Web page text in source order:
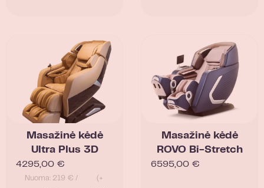
Masažinė kėdė
Ultra Plus 3D
4295,00 €
Nuoma: 219 € /
(+
Masažinė kėdė
ROVO Bi-Stretch
6595,00 €